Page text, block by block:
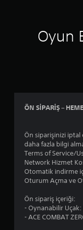
Oyun
ÖN SİPARİŞ –
Ön siparişinizi iptal
daha fazla bilgi
Terms of Service/
Network Hizmet
Otomatik indirme
Oturum Açma ve
Ön sipariş içeriği:
- Oynanabilir Uçak:
- ACE COMBAT